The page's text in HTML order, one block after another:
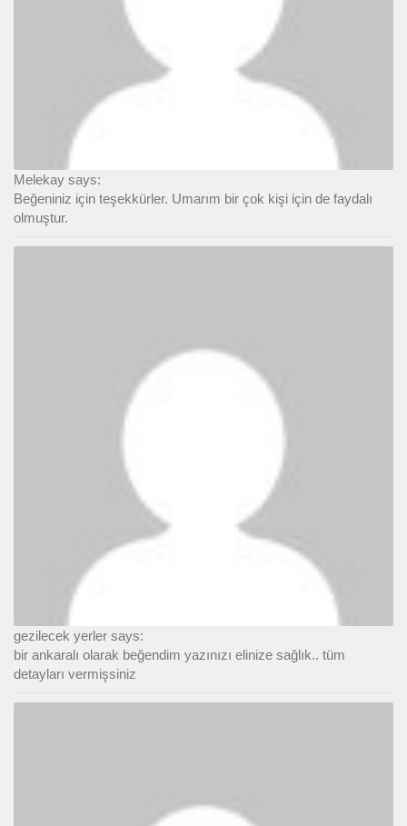
Melekay says:
Beğeniniz için teşekkürler. Umarım bir çok kişi için de faydalı
olmuştur.
gezilecek yerler says:
bir ankaralı olarak beğendim yazınızı elinize sağlık.. tüm
detayları vermişsiniz